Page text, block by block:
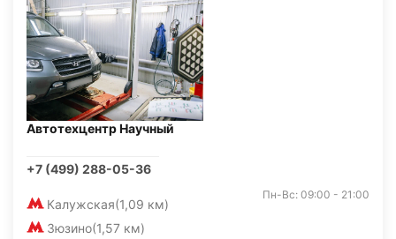
Автотехцентр Научный
+7 (499) 288-05-36
Калужская(1,09 км)
Зюзино(1,57 км)
Пн-Вс: 09:00 - 21:00